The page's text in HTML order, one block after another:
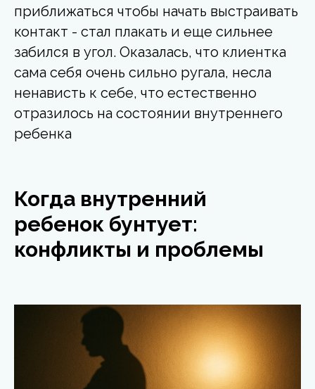
приближаться чтобы начать выстраивать
контакт - стал плакать и еще сильнее
забился в угол. Оказалась, что клиентка
сама себя очень сильно ругала, несла
ненависть к себе, что естественно
отразилось на состоянии внутреннего
ребенка
Когда внутренний
ребенок бунтует:
конфликты и проблемы